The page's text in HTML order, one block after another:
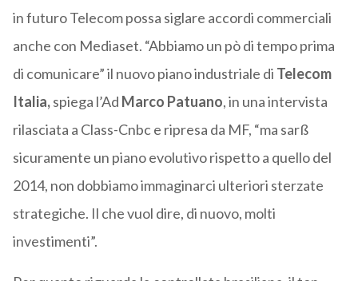
in futuro Telecom possa siglare accordi commerciali
anche con Mediaset. “Abbiamo un pò di tempo prima
di comunicare” il nuovo piano industriale di Telecom
Italia,spiega l’Ad Marco Patuano, in una intervista
rilasciata a Class-Cnbc e ripresa da MF, “ma sarß
sicuramente un piano evolutivo rispetto a quello del
2014, non dobbiamo immaginarci ulteriori sterzate
strategiche. Il che vuol dire, di nuovo, molti
investimenti”.